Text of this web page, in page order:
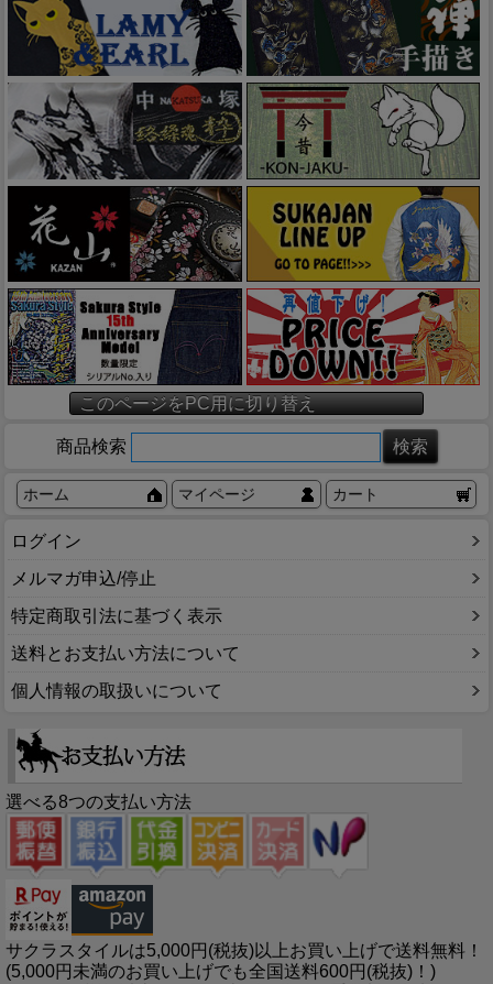
このページをPC用に切り替え
商品検索
ホーム マイページ カート
ログイン
メルマガ申込/停止
特定商取引法に基づく表示
送料とお支払い方法について
個人情報の取扱いについて
選べる8つの支払い方法
サクラスタイルは5,000円(税抜)以上お買い上げで送料無料！
(5,000円未満のお買い上げでも全国送料600円(税抜)！)